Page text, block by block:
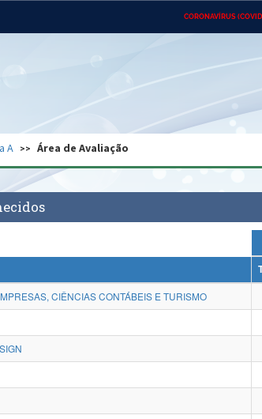
CORONAVÍRUS
Ministério do Desenvolvimento
Regional
de Segurança Advocacia-Geral da União
A Área de Avaliação
CIÊNCIAS CONTÁBEIS E TURISMO